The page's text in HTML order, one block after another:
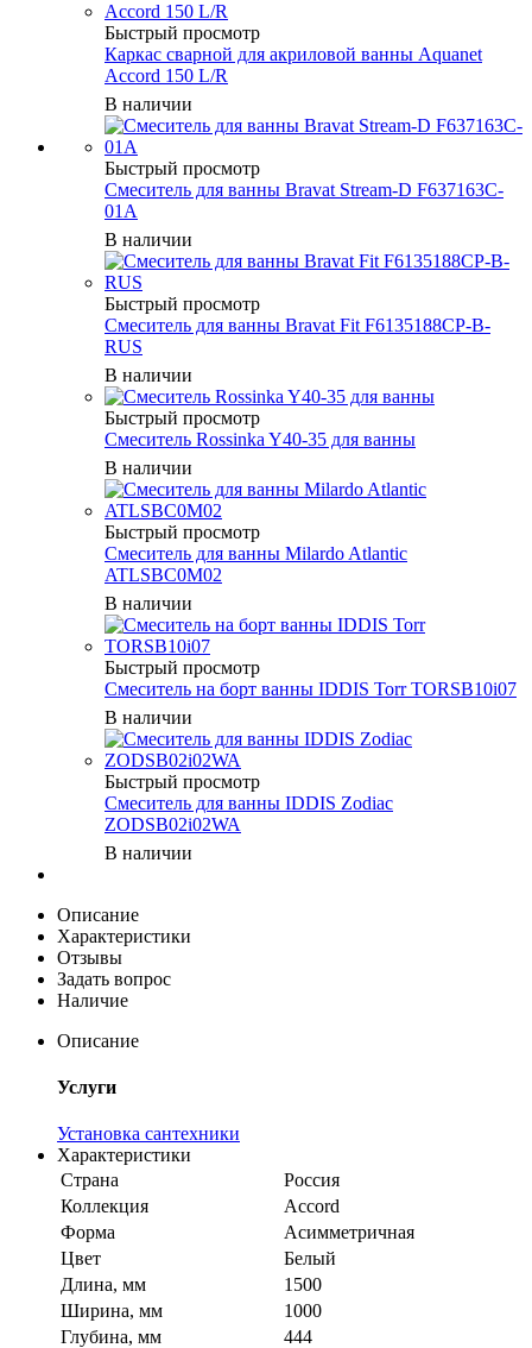
Быстрый просмотр
Каркас сварной для акриловой ванны Aquanet
Accord 150 L/R
В наличии
Быстрый просмотр
Смеситель для ванны Bravat Stream-D F637163C-
01A
В наличии
Быстрый просмотр
Смеситель для ванны Bravat Fit F6135188CP-B-
RUS
В наличии
Быстрый просмотр
Смеситель Rossinka Y40-35 для ванны
В наличии
Быстрый просмотр
Смеситель для ванны Milardo Atlantic
ATLSBC0M02
В наличии
Быстрый просмотр
Смеситель на борт ванны IDDIS Torr TORSB10i07
В наличии
Быстрый просмотр
Смеситель для ванны IDDIS Zodiac
ZODSB02i02WA
В наличии
Описание
Характеристики
Отзывы
Задать вопрос
Наличие
Описание
Услуги
Установка сантехники
Характеристики
Страна
Россия
Коллекция
Accord
Форма
Асимметричная
Цвет
Белый
Длина, мм
1500
Ширина, мм
1000
Глубина, мм
444